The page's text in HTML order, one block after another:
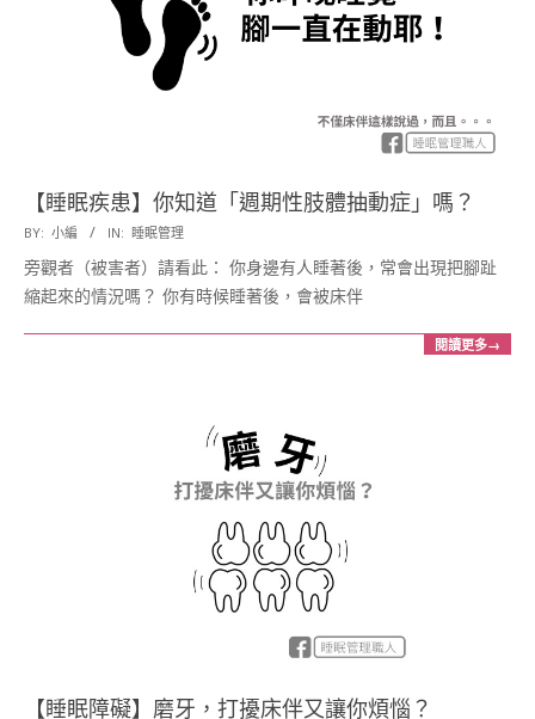
【睡眠疾患】你知道「週期性肢體抽動症」嗎？
2017-
08-
21
BY: 小編 IN: 睡眠管理
旁觀者（被害者）請看此： 你身邊有人睡著後，常會出現把腳趾
縮起來的情況嗎？ 你有時候睡著後，會被床伴
閱讀更多→
【睡眠障礙】磨牙，打擾床伴又讓你煩惱？